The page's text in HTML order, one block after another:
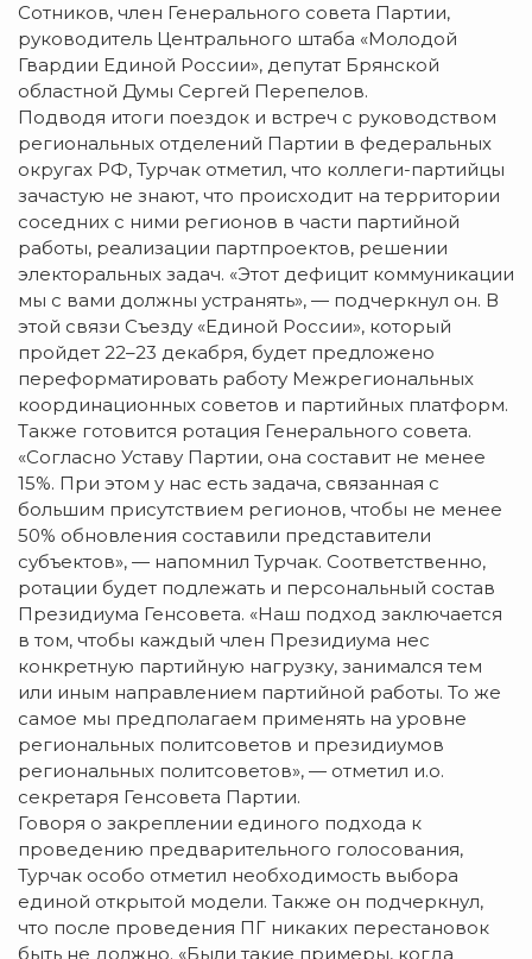
Сотников, член Генерального совета Партии,
руководитель Центрального штаба «Молодой
Гвардии Единой России», депутат Брянской
областной Думы Сергей Перепелов.
Подводя итоги поездок и встреч с руководством
региональных отделений Партии в федеральных
округах РФ, Турчак отметил, что коллеги-партийцы
зачастую не знают, что происходит на территории
соседних с ними регионов в части партийной
работы, реализации партпроектов, решении
электоральных задач. «Этот дефицит коммуникации
мы с вами должны устранять», — подчеркнул он. В
этой связи Съезду «Единой России», который
пройдет 22–23 декабря, будет предложено
переформатировать работу Межрегиональных
координационных советов и партийных платформ.
Также готовится ротация Генерального совета.
«Согласно Уставу Партии, она составит не менее
15%. При этом у нас есть задача, связанная с
большим присутствием регионов, чтобы не менее
50% обновления составили представители
субъектов», — напомнил Турчак. Соответственно,
ротации будет подлежать и персональный состав
Президиума Генсовета. «Наш подход заключается
в том, чтобы каждый член Президиума нес
конкретную партийную нагрузку, занимался тем
или иным направлением партийной работы. То же
самое мы предполагаем применять на уровне
региональных политсоветов и президиумов
региональных политсоветов», — отметил и.о.
секретаря Генсовета Партии.
Говоря о закреплении единого подхода к
проведению предварительного голосования,
Турчак особо отметил необходимость выбора
единой открытой модели. Также он подчеркнул,
что после проведения ПГ никаких перестановок
быть не должно. «Были такие примеры, когда